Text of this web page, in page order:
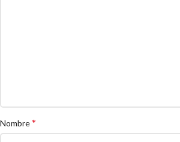
Nombre*